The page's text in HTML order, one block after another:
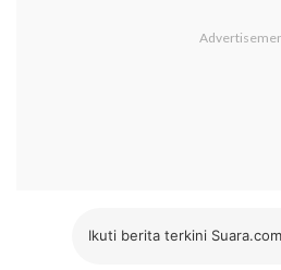
Ikuti berita terkini